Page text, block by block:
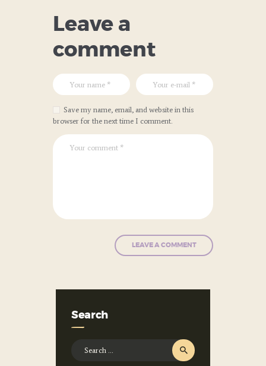
Leave a
comment
Save my name, email, and website in this
browser for the next time I comment.
Search